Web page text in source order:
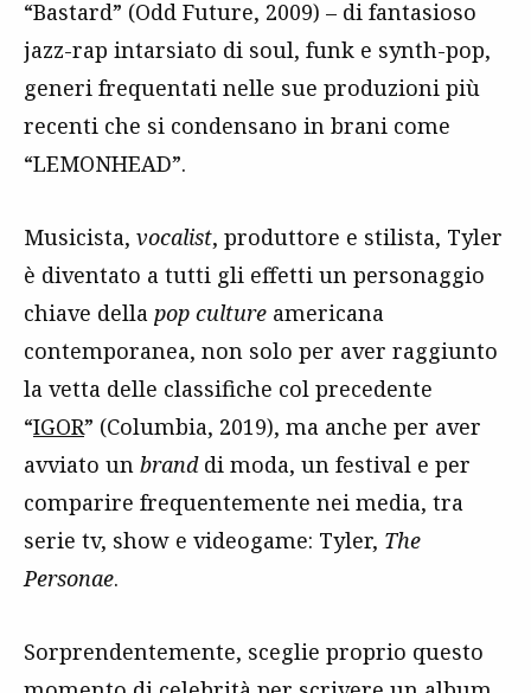
“Bastard” (Odd Future, 2009) – di fantasioso
jazz-rap intarsiato di soul, funk e synth-pop,
generi frequentati nelle sue produzioni più
recenti che si condensano in brani come
“LEMONHEAD”.
Musicista, vocalist, produttore e stilista, Tyler
è diventato a tutti gli effetti un personaggio
chiave della pop culture americana
contemporanea, non solo per aver raggiunto
la vetta delle classifiche col precedente
“IGOR” (Columbia, 2019), ma anche per aver
avviato un branddi moda, un festival e per
comparire frequentemente nei media, tra
serie tv, show e videogame: Tyler, The
Personae.
Sorprendentemente, sceglie proprio questo